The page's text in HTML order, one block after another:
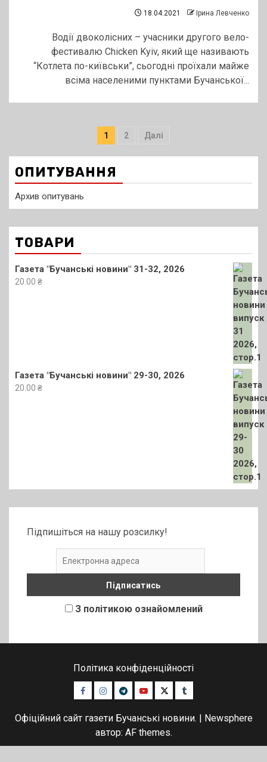
18.04.2021 Ірина Левченко
Водії двоколісних – учасники другого вело-
фестивалю Chicken Kyiv, який ще називають
“Котлета по-київськи”, сьогодні проїхали майже
всіма населеними пунктами Бучанської...
Пагінація
записів
1 2 Далі
ОПИТУВАННЯ
Архив опитувань
ТОВАРИ
Газета "Бучанські новини" 31-32, 2026
20.00 ₴
Газета "Бучанські новини" 29-30, 2026
20.00 ₴
Підпишіться на нашу розсилку!
З політикою ознайомлений
Політика конфіденційності
Facebook
Instagram
TelegramYoutubeTwitterTumblr
Офіційний сайт газети Бучанські новини.
Newsphere
автор: AF themes.